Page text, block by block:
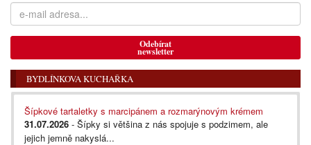
Odebírat
newsletter
BYDLÍNKOVA KUCHAŘKA
Šípkové tartaletky s marcipánem a rozmarýnovým krémem
31.07.2026 - Šípky si většina z nás spojuje s podzimem, ale
jejich jemně nakyslá...